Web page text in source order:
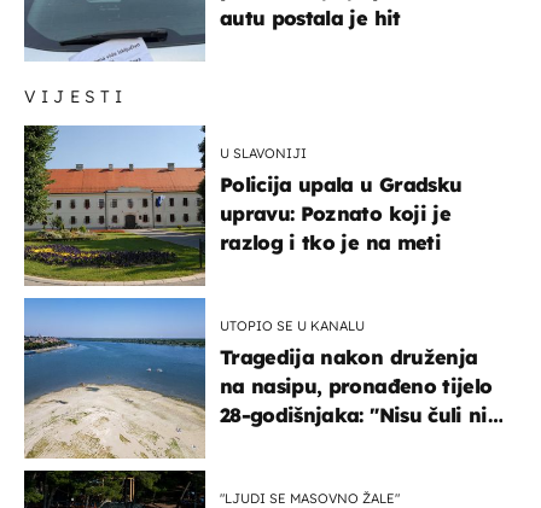
VIJESTI
U SLAVONIJI
Policija upala u Gradsku
upravu: Poznato koji je
razlog i tko je na meti
UTOPIO SE U KANALU
Tragedija nakon druženja
na nasipu, pronađeno tijelo
28-godišnjaka: "Nisu čuli ni
"LJUDI SE MASOVNO ŽALE"
autu postala je hit